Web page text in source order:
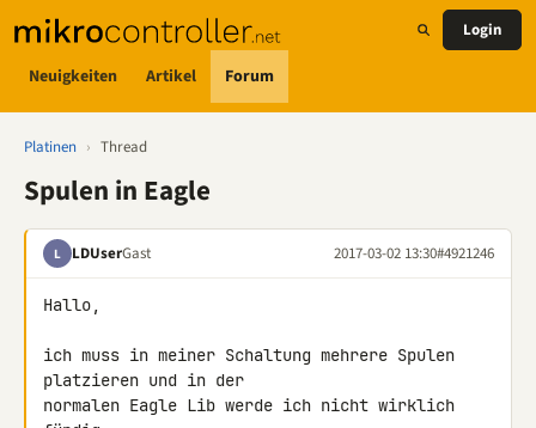
Neuigkeiten Artikel Forum
Login
Platinen › Thread
Spulen in Eagle
L LDUserGast 2017-03-02 13:30#4921246
Hallo,
ich muss in meiner Schaltung mehrere Spulen
platzieren und in der
normalen Eagle Lib werde ich nicht wirklich